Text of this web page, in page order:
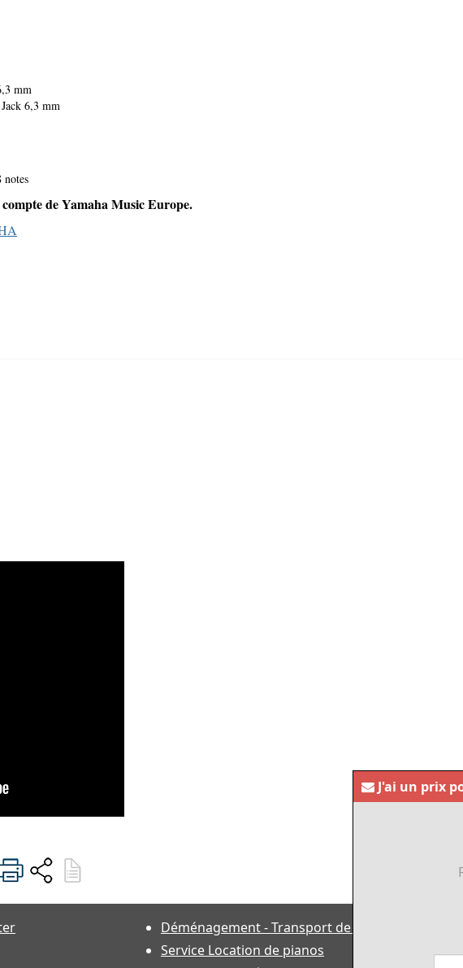
mm
6,3 mm
notes
de Yamaha Music Europe.
J'ai un prix
Déménagement - Transport de pianos
Service Location de pianos